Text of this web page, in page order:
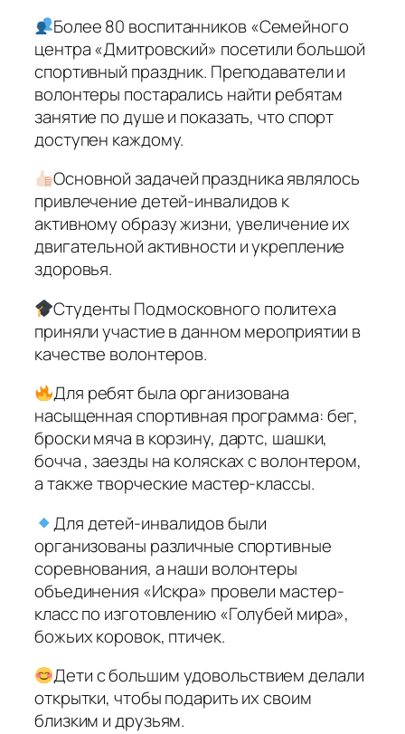
Более 80 воспитанников «Семейного
центра «Дмитровский» посетили большой
спортивный праздник. Преподаватели и
волонтеры постарались найти ребятам
занятие по душе и показать, что спорт
доступен каждому.
Основной задачей праздника являлось
привлечение детей-инвалидов к
активному образу жизни, увеличение их
двигательной активности и укрепление
здоровья.
Студенты Подмосковного политеха
приняли участие в данном мероприятии в
качестве волонтеров.
Для ребят была организована
насыщенная спортивная программа: бег,
броски мяча в корзину, дартс, шашки,
бочча , заезды на колясках с волонтером,
а также творческие мастер-классы.
Для детей-инвалидов были
организованы различные спортивные
соревнования, а наши волонтеры
объединения «Искра» провели мастер-
класс по изготовлению «Голубей мира»,
божьих коровок, птичек.
Дети с большим удовольствием делали
открытки, чтобы подарить их своим
близким и друзьям.